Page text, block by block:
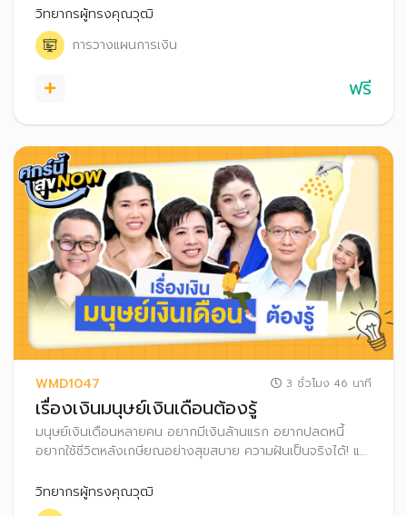
วางแผนบริหารเงินและภาษี จึงเป็นสิ่งสำคัญ ช่วยให้ชีวิตฟรีแลน
ซ์มั่นคงและสบายใจ
วิทยากรผู้ทรงคุณวุฒิ
การวางแผนการเงิน
ฟรี
WMD1047 3 ชั่วโมง 46 นาที
เรื่องเงินมนุษย์เงินเดือนต้องรู้
มนุษย์เงินเดือนหลายคน อยากมีเงินล้านแรก อยากปลดหนี้
อยากใช้ชีวิตหลังเกษียณอย่างสุขสบาย ความฝันเป็นจริงได้! แค่
เลือกใช้สิทธิลดหย่อนภาษี พร้อมพัฒนาทักษะการเงินของตัว
เองไปด้วย
วิทยากรผู้ทรงคุณวุฒิ